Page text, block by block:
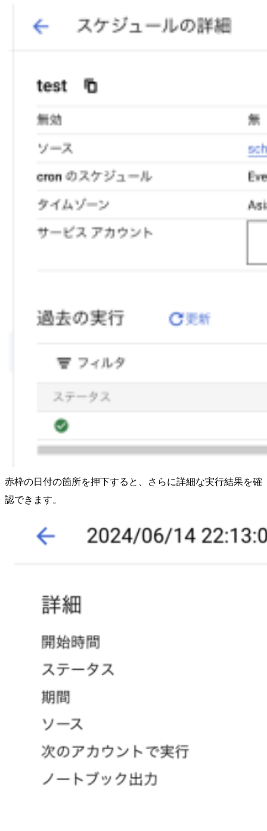
赤枠の日付の箇所を押下すると、さらに詳細な実行結果を確
認できます。